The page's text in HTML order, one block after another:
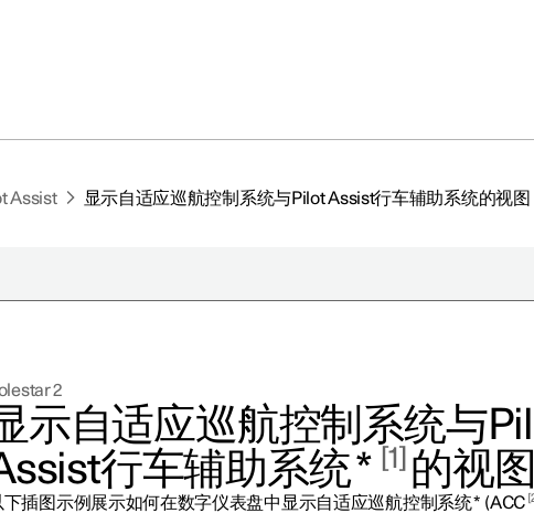
闻
册新闻简报
在新窗口中打开）
Assist 显示自适应巡航控制系统与Pilot Assist行车辅助系统的视图
2
示自适应巡航控制系统与
行车辅助系统* 1 的视
下插图示例展示如何在数字仪表盘中显示自适应巡航控制系统* (ACC